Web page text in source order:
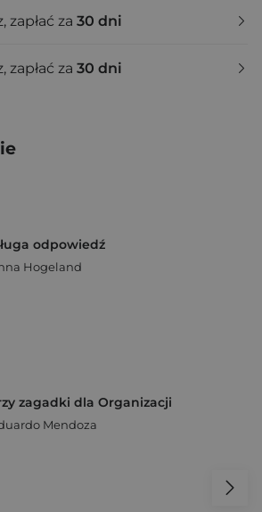
zapłać za 30 dni
zapłać za 30 dni
odpowiedź
Hogeland
zagadki dla Organizacji
Mendoza